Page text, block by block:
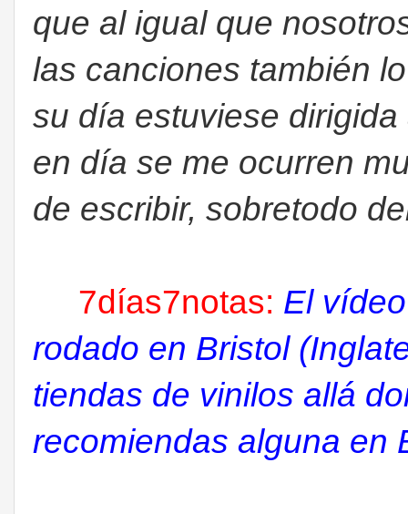
que al igual que
las canciones también
su día estuviese
en día se me ocurren
de escribir, sobretodo
7días7notas: El
rodado en Bristol
tiendas de vinilos allá
recomiendas alguna en